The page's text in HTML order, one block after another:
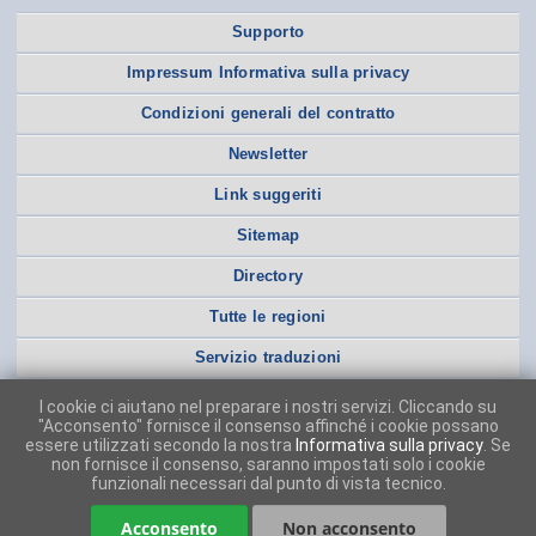
Supporto
Impressum Informativa sulla privacy
Condizioni generali del contratto
Newsletter
Link suggeriti
Sitemap
Directory
Tutte le regioni
Servizio traduzioni
I cookie ci aiutano nel preparare i nostri servizi. Cliccando su
"Acconsento" fornisce il consenso affinché i cookie possano
essere utilizzati secondo la nostra Informativa sulla privacy . Se
non fornisce il consenso, saranno impostati solo i cookie
funzionali necessari dal punto di vista tecnico.